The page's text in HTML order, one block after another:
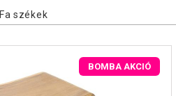
Fa székek
BOMBA AKCIÓ